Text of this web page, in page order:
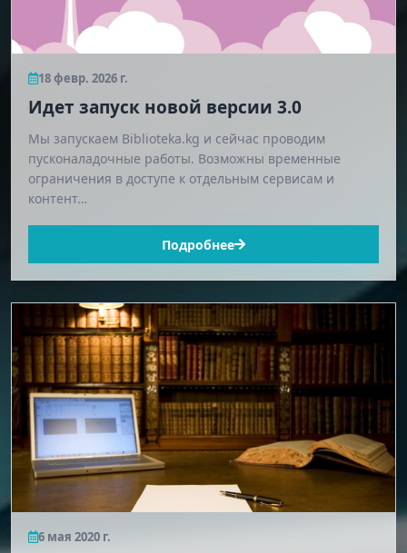
18 февр. 2026 г.
Идет запуск новой версии 3.0
Мы запускаем Biblioteka.kg и сейчас проводим
пусконаладочные работы. Возможны временные
ограничения в доступе к отдельным сервисам и
контент…
Подробнее
6 мая 2020 г.